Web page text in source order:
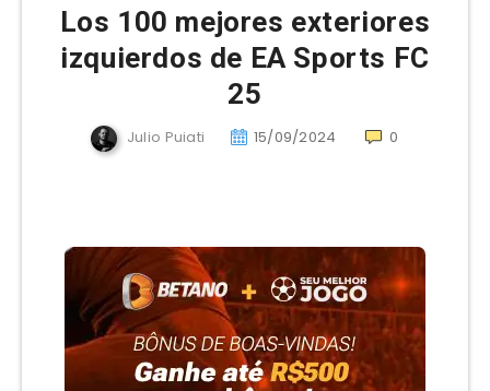
Los 100 mejores exteriores
izquierdos de EA Sports FC
25
Julio Puiati 15/09/2024 0